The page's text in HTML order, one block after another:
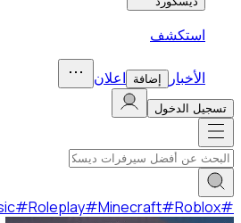
استكشف
الأخبار إضافة اعلان
تسجيل الدخول
#
#Roleplay#Minecraft#Roblox